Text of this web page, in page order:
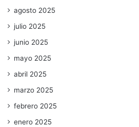
agosto 2025
julio 2025
junio 2025
mayo 2025
abril 2025
marzo 2025
febrero 2025
enero 2025